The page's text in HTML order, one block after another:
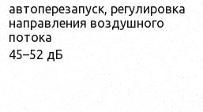
автоперезапуск, регулировка
направления воздушного
потока
45–52 дБ